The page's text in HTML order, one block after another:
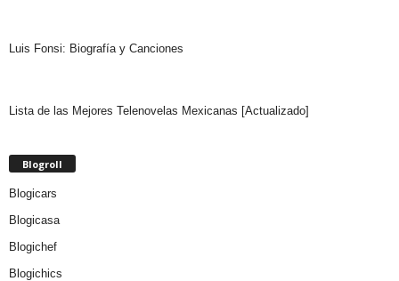
Luis Fonsi: Biografía y Canciones
Lista de las Mejores Telenovelas Mexicanas [Actualizado]
Blogroll
Blogicars
Blogicasa
Blogichef
Blogichics